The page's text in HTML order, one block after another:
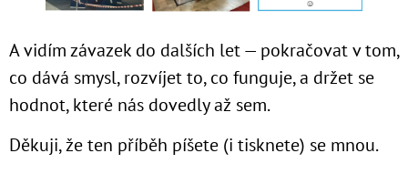
A vidím závazek do dalších let — pokračovat v tom,
co dává smysl, rozvíjet to, co funguje, a držet se
hodnot, které nás dovedly až sem.
Děkuji, že ten příběh píšete (i tisknete) se mnou.